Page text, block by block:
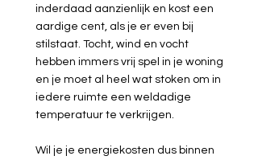
inderdaad aanzienlijk en kost een
aardige cent, als je er even bij
stilstaat. Tocht, wind en vocht
hebben immers vrij spel in je woning
en je moet al heel wat stoken om in
iedere ruimte een weldadige
temperatuur te verkrijgen.
Wil je je energiekosten dus binnen